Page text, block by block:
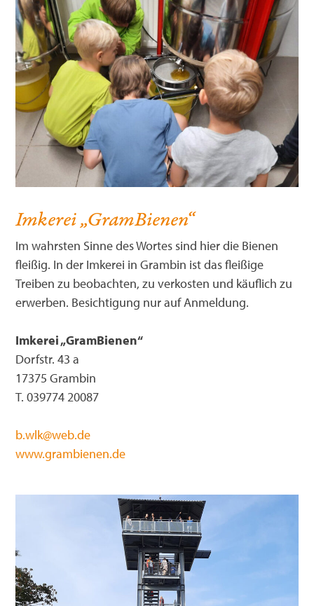
Imkerei „GramBienen“
Im wahrsten Sinne des Wortes sind hier die Bienen
fleißig. In der Imkerei in Grambin ist das fleißige
Treiben zu beobachten, zu verkosten und käuflich zu
erwerben. Besichtigung nur auf Anmeldung.
Imkerei „GramBienen“
Dorfstr. 43 a
17375 Grambin
T. 039774 20087
b.wlk@web.de
www.grambienen.de